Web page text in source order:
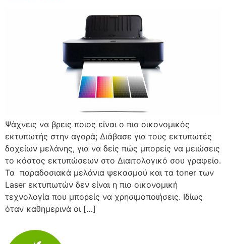
Ψάχνεις να βρεις ποιος είναι ο πιο οικονομικός
εκτυπωτής στην αγορά; Διάβασε για τους εκτυπωτές
δοχείων μελάνης, για να δείς πώς μπορείς να μειώσεις
το κόστος εκτυπώσεων στο Διαιτολογικό σου γραφείο.
Τα παραδοσιακά μελάνια ψεκασμού και τα toner των
Laser εκτυπωτών δεν είναι η πιο οικονομική
τεχνολογία που μπορείς να χρησιμοποιήσεις. Ιδίως
όταν καθημερινά οι […]